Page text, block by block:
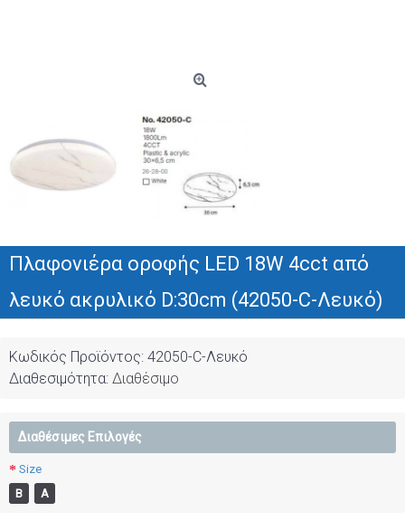
Πλαφονιέρα οροφής LED 18W 4cct από
λευκό ακρυλικό D:30cm (42050-C-Λευκό)
Κωδικός Προϊόντος: 42050-C-Λευκό
Διαθεσιμότητα: Διαθέσιμο
Διαθέσιμες Επιλογές
Size
Β
Α